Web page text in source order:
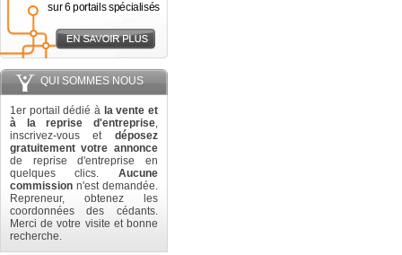
sur 6 portails spécialisés
QUI SOMMES NOUS
1er portail dédié à la vente et
à la reprise d'entreprise,
inscrivez-vous et déposez
gratuitement votre annonce
de reprise d'entreprise en
quelques clics. Aucune
commission n'est demandée.
Repreneur, obtenez les
coordonnées des cédants.
Merci de votre visite et bonne
recherche.